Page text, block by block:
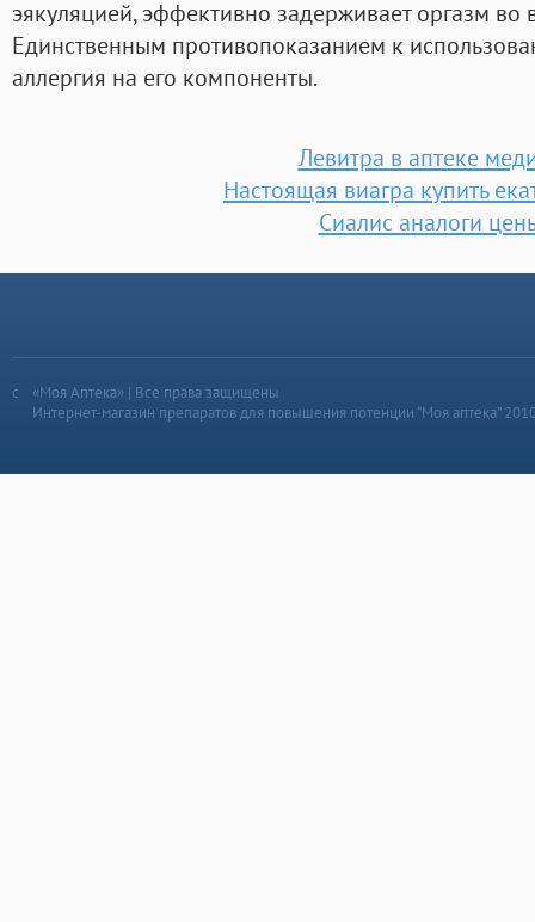
эякуляцией, эффективно задерживает оргазм во
Единственным противопоказанием к
аллергия на его компоненты.
Левитра в аптеке
Настоящая виагра купить
Сиалис аналоги
«Моя Аптека» | Все права защищены
Интернет-магазин препаратов для повышения потенции “Моя аптека”